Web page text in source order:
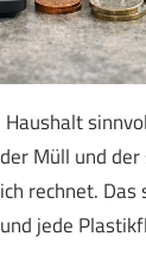
Müll und
rechnet.
jede